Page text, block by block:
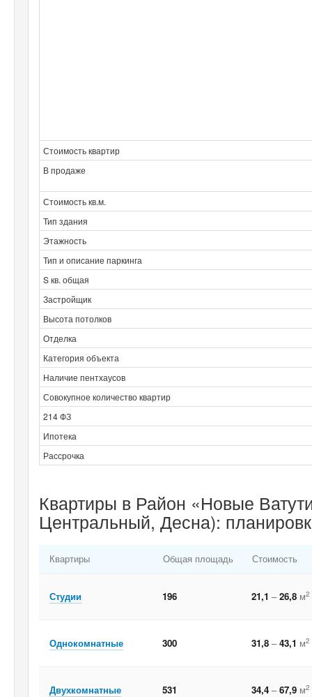
Стоимость квартир
В продаже
Стоимость кв.м.
Тип здания
Этажность
Тип и описание паркинга
S кв. общая
Застройщик
Высота потолков
Отделка
Категория объекта
Наличие пентхаусов
Совокупное количество квартир
214 ФЗ
Ипотека
Рассрочка
Квартиры в Район «Новые
Центральный, Десна):
Квартиры Общая площадь Стоимость
Студии 196 21,1 –26,8 м2
Однокомнатные 300 31,8 –43,1 м2
Двухкомнатные 531 34,4 –67,9 м2